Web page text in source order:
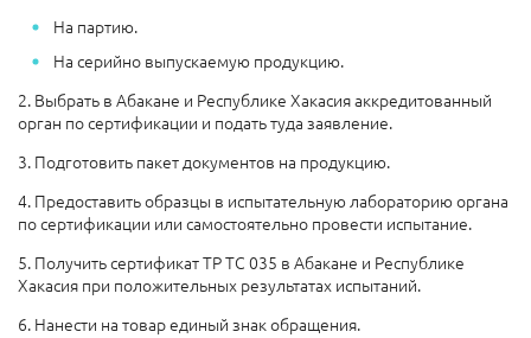
На партию.
На серийно выпускаемую продукцию.
2. Выбрать в Абакане и Республике Хакасия аккредитованный
орган по сертификации и подать туда заявление.
3. Подготовить пакет документов на продукцию.
4. Предоставить образцы в испытательную лабораторию органа
по сертификации или самостоятельно провести испытание.
5. Получить сертификат ТР ТС 035 в Абакане и Республике
Хакасия при положительных результатах испытаний.
6. Нанести на товар единый знак обращения.